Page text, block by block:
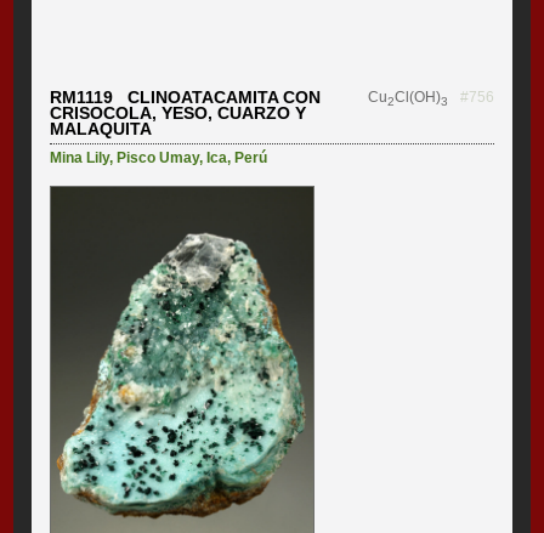
RM1119 CLINOATACAMITA CON
CRISOCOLA, YESO, CUARZO Y
MALAQUITA
Cu2Cl(OH)3 #756
Mina Lily,Pisco Umay,Ica,Perú